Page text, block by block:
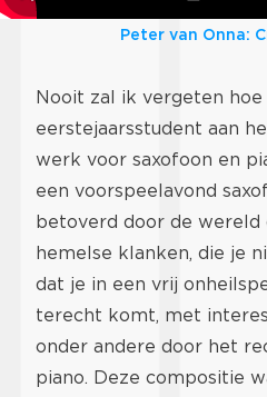
Peter van Onna:
Nooit zal ik vergeten hoe
eerstejaarsstudent aan
werk voor saxofoon en
een voorspeelavond
betoverd door de wereld
hemelse klanken, die je
dat je in een vrij
terecht komt, met
onder andere door het
piano. Deze compositie